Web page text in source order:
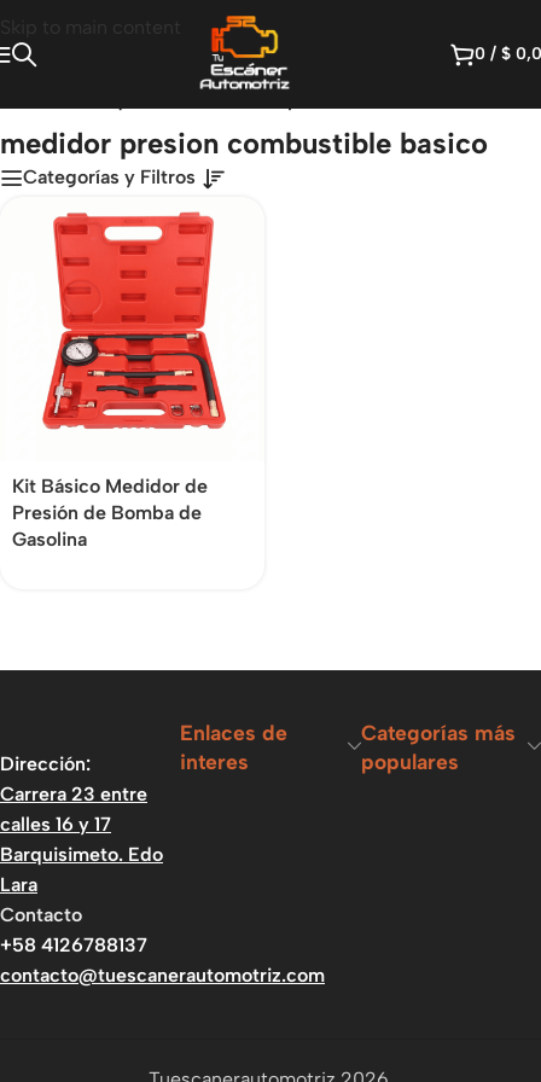
Skip to main content
0 / $
medidor presion combustible basico
Categorías y Filtros
Kit Básico Medidor de
Presión de Bomba de
Gasolina
Dirección:
Carrera 23 entre
calles 16 y 17
Barquisimeto. Edo
Lara
Contacto
+58 4126788137
contacto@tuescanerautomotriz.com
Enlaces de
interes
Categorías más
populares